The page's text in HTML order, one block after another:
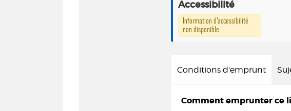
Accessibilité
Information d’accessibilité
non disponible
Conditions d'emprunt
Comment emprunter ce